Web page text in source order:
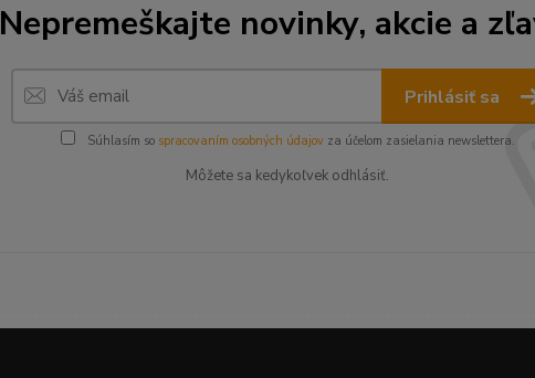
Nepremeškajte novinky, akcie a
Prihlásiť sa
Súhlasím so spracovaním osobných údajovza účelom zasielania newslettera.
Môžete sa kedykoľvek odhlásiť.